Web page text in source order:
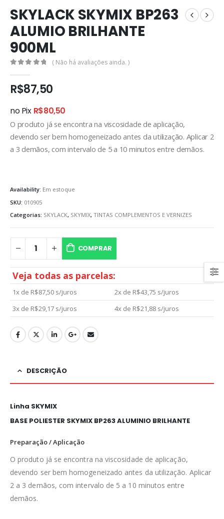
SKYLACK SKYMIX BP263
ALUMIO BRILHANTE
900ML
( Não há avaliações ainda. )
R$87,50
no Pix R$80,50
O produto já se encontra na viscosidade de aplicação,
devendo ser bem homogeneizado antes da utilização. Aplicar 2
a 3 demãos, com intervalo de 5 a 10 minutos entre demãos.
Availability: Em estoque
SKU: 010905
Categorias: SKYLACK, SKYMIX, TINTAS COMPLEMENTOS E VERNIZES
COMPRAR
Veja todas as parcelas:
1x de R$87,50 s/juros 2x de R$43,75 s/juros
3x de R$29,17 s/juros 4x de R$21,88 s/juros
DESCRIÇÃO
Linha SKYMIX
BASE POLIESTER SKYMIX BP263 ALUMINIO BRILHANTE
Preparação / Aplicação
O produto já se encontra na viscosidade de aplicação,
devendo ser bem homogeneizado antes da utilização. Aplicar
2 a 3 demãos, com intervalo de 5 a 10 minutos entre
demãos.